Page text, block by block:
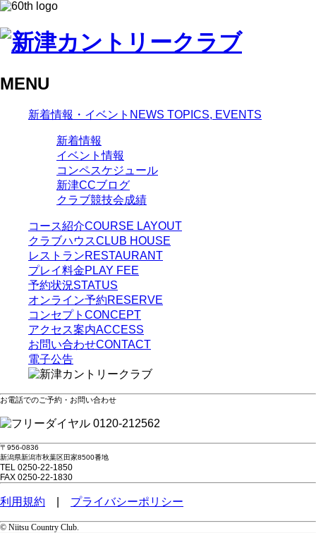
MENU
新着情報・イベント NEWS TOPICS, EVENTS
新着情報
イベント情報
コンペスケジュール
新津CCブログ
クラブ競技会成績
コース紹介COURSE LAYOUT
クラブハウスCLUB HOUSE
レストランRESTAURANT
プレイ料金PLAY FEE
予約状況STATUS
オンライン予約RESERVE
コンセプト CONCEPT
アクセス案内ACCESS
お問い合わせCONTACT
電子公告
お電話でのご予約・お問い合わせ
0120-212562
〒956-0836
新潟県新潟市秋葉区田家8500番地
TEL 0250-22-1850
FAX 0250-22-1830
利用規約 プライバシーポリシー
© Niitsu Country Club.